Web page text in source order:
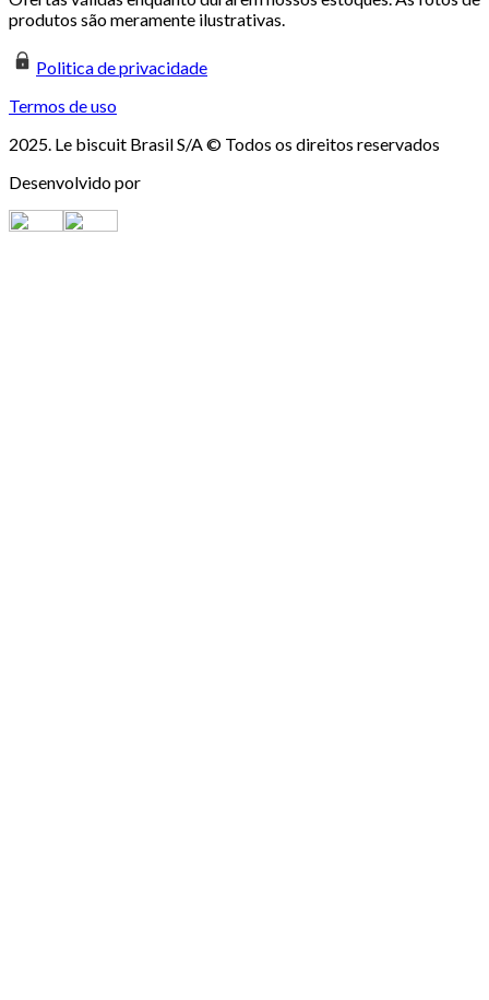
produtos são meramente ilustrativas.
Politica de privacidade
Termos de uso
2025. Le biscuit Brasil S/A © Todos os direitos reservados
Desenvolvido por